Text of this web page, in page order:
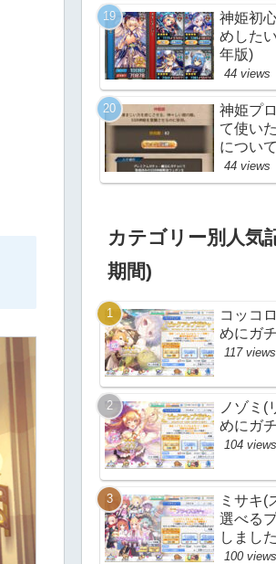
神姫初
めした
年版)
44 views
神姫プ
て使い
について
44 views
カテゴリー別人気
期間)
コッコ
めにガ
117 views
ノゾミ(
めにガ
104 views
ミサキ(
選べる
しました
100 views